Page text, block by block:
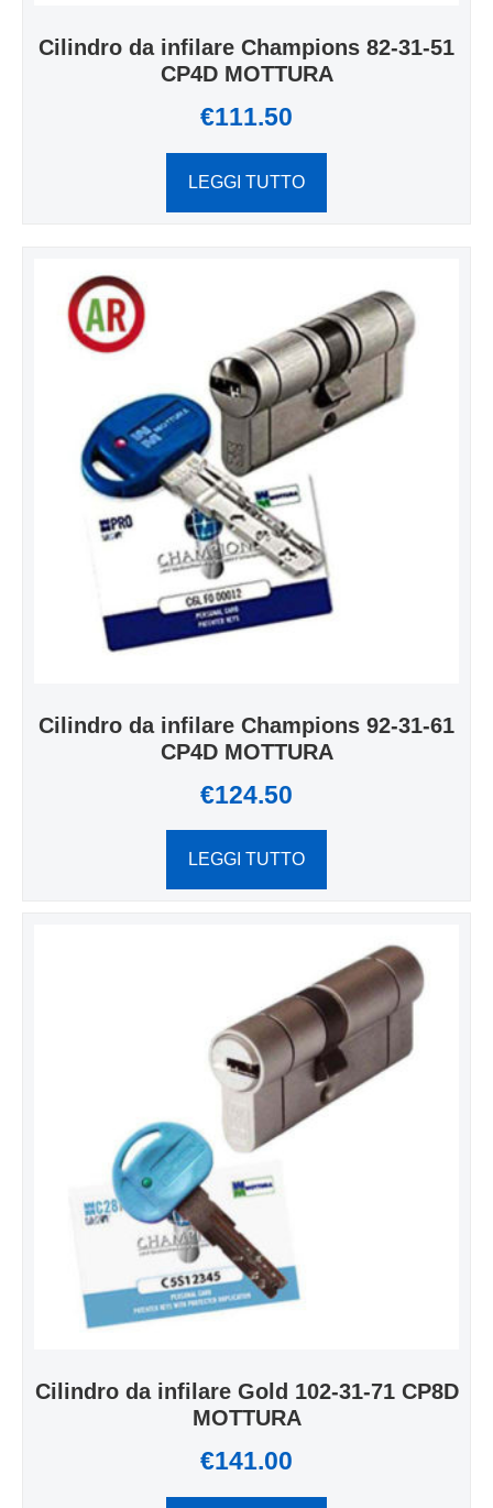
Cilindro da infilare Champions 82-31-51
CP4D MOTTURA
€111.50
LEGGI TUTTO
Cilindro da infilare Champions 92-31-61
CP4D MOTTURA
€124.50
LEGGI TUTTO
Cilindro da infilare Gold 102-31-71 CP8D
MOTTURA
€141.00